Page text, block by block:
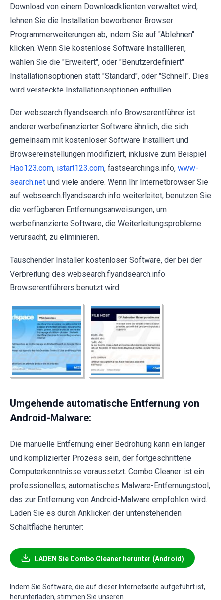
Download von einem Downloadklienten verwaltet wird,
lehnen Sie die Installation beworbener Browser
Programmerweiterungen ab, indem Sie auf "Ablehnen"
klicken. Wenn Sie kostenlose Software installieren,
wählen Sie die "Erweitert", oder "Benutzerdefiniert"
Installationsoptionen statt "Standard", oder "Schnell". Dies
wird versteckte Installationsoptionen enthüllen.
Der websearch.flyandsearch.info Browserentführer ist
anderer werbefinanzierter Software ähnlich, die sich
gemeinsam mit kostenloser Software installiert und
Browsereinstellungen modifiziert, inklusive zum Beispiel
Hao123.com, istart123.com, fastsearchings.info, www-
search.net und viele andere. Wenn Ihr Internetbrowser Sie
auf websearch.flyandsearch.info weiterleitet, benutzen Sie
die verfügbaren Entfernungsanweisungen, um
werbefinanzierte Software, die Weiterleitungsprobleme
verursacht, zu eliminieren.
Täuschender Installer kostenloser Software, der bei der
Verbreitung des websearch.flyandsearch.info
Browserentführers benutzt wird:
Umgehende automatische Entfernung von
Android-Malware:
Die manuelle Entfernung einer Bedrohung kann ein langer
und komplizierter Prozess sein, der fortgeschrittene
Computerkenntnisse voraussetzt. Combo Cleaner ist ein
professionelles, automatisches Malware-Entfernungstool,
das zur Entfernung von Android-Malware empfohlen wird.
Laden Sie es durch Anklicken der untenstehenden
Schaltfläche herunter:
LADEN Sie Combo Cleaner herunter (Android)
Indem Sie Software, die auf dieser Internetseite aufgeführt ist,
herunterladen, stimmen Sie unseren